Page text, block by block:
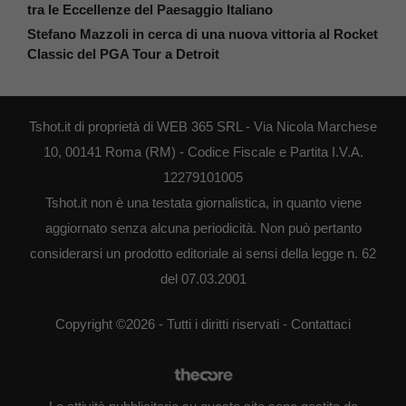
tra le Eccellenze del Paesaggio Italiano
Stefano Mazzoli in cerca di una nuova vittoria al Rocket
Classic del PGA Tour a Detroit
Tshot.it di proprietà di WEB 365 SRL - Via Nicola Marchese
10, 00141 Roma (RM) - Codice Fiscale e Partita I.V.A.
12279101005
Tshot.it non è una testata giornalistica, in quanto viene
aggiornato senza alcuna periodicità. Non può pertanto
considerarsi un prodotto editoriale ai sensi della legge n. 62
del 07.03.2001
Copyright ©2026 - Tutti i diritti riservati - Contattaci